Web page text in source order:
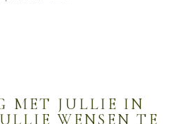
MET JULLIE IN
WENSEN TE